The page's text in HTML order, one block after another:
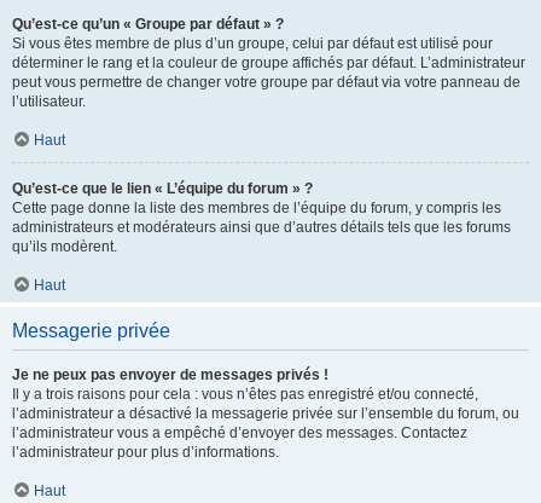
Qu’est-ce qu’un « Groupe par défaut » ?
Si vous êtes membre de plus d’un groupe, celui par défaut est utilisé pour
déterminer le rang et la couleur de groupe affichés par défaut. L’administrateur
peut vous permettre de changer votre groupe par défaut via votre panneau de
l’utilisateur.
Haut
Qu’est-ce que le lien « L’équipe du forum » ?
Cette page donne la liste des membres de l’équipe du forum, y compris les
administrateurs et modérateurs ainsi que d’autres détails tels que les forums
qu’ils modèrent.
Haut
Messagerie privée
Je ne peux pas envoyer de messages privés !
Il y a trois raisons pour cela : vous n’êtes pas enregistré et/ou connecté,
l’administrateur a désactivé la messagerie privée sur l’ensemble du forum, ou
l’administrateur vous a empêché d’envoyer des messages. Contactez
l’administrateur pour plus d’informations.
Haut